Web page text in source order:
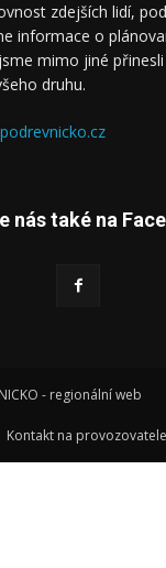
zdejších lidí,
informace o
mimo jiné
druhu.
nás také na
- regionální web
Kontakt na provozovatele